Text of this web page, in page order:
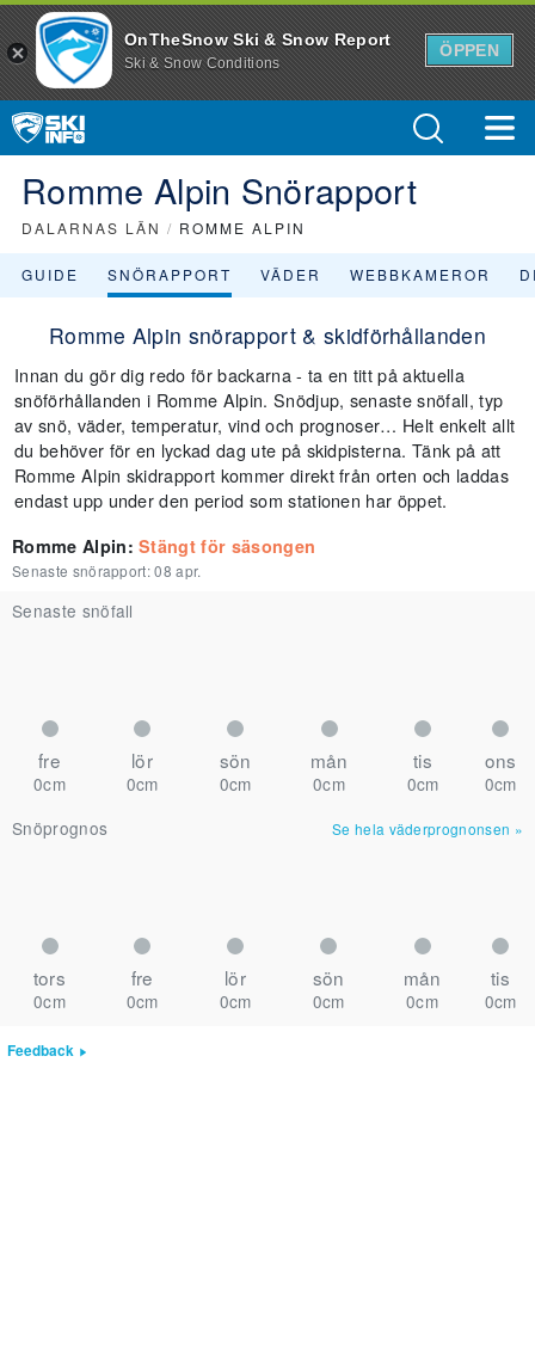
OnTheSnow Ski & Snow Report
Ski & Snow Conditions
ÖPPEN
Romme Alpin Snörapport
DALARNAS LÄN / ROMME ALPIN
GUIDE SNÖRAPPORT VÄDER WEBBKAMEROR
Romme Alpin snörapport & skidförhållanden
Innan du gör dig redo för backarna - ta en titt på aktuella
snöförhållanden i Romme Alpin. Snödjup, senaste snöfall, typ
av snö, väder, temperatur, vind och prognoser… Helt enkelt allt
du behöver för en lyckad dag ute på skidpisterna. Tänk på att
Romme Alpin skidrapport kommer direkt från orten och laddas
endast upp under den period som stationen har öppet.
Romme Alpin:Stängt för säsongen
Senaste snörapport: 08 apr.
Senaste snöfall
fre lör sön mån tis ons
0cm 0cm 0cm 0cm 0cm
0cm
Snöprognos
Se hela väderprognonsen »
tors fre lör sön mån tis
0cm 0cm 0cm 0cm 0cm 0cm
Feedback